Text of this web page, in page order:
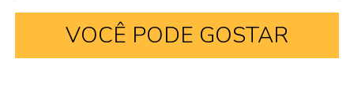
VOCÊ PODE GOSTAR